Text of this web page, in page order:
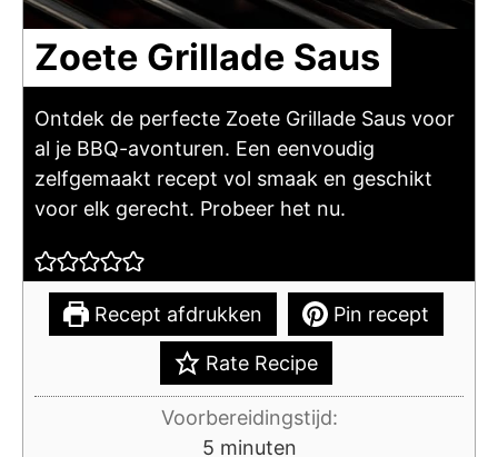
Zoete Grillade Saus
Ontdek de perfecte Zoete Grillade Saus voor
al je BBQ-avonturen. Een eenvoudig
zelfgemaakt recept vol smaak en geschikt
voor elk gerecht. Probeer het nu.
Recept afdrukken Pin recept
Rate Recipe
Voorbereidingstijd:
5minuten
minuten